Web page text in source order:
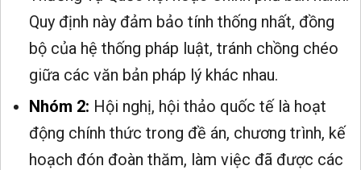
Quy định này đảm bảo tính thống nhất, đồng
bộ của hệ thống pháp luật, tránh chồng chéo
giữa các văn bản pháp lý khác nhau.
Nhóm 2: Hội nghị, hội thảo quốc tế là hoạt
động chính thức trong đề án, chương trình, kế
hoạch đón đoàn thăm, làm việc đã được các